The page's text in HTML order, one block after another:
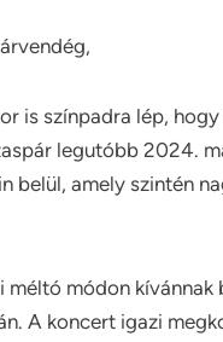
is színpadra lép,
legutóbb 2024.
belül, amely szintén
méltó módon
A koncert igazi